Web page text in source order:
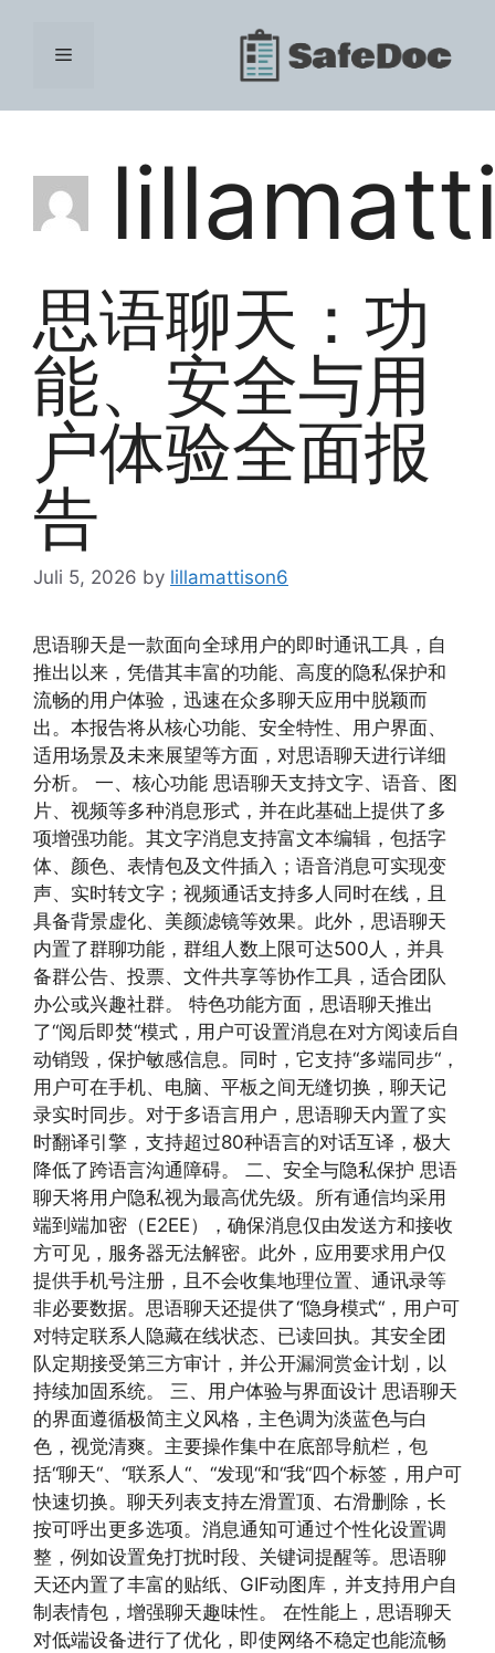
content
Menu
思语聊天：功
能、安全与用
户体验全面报
告
Juli 5, 2026 by lillamattison6
思语聊天是一款面向全球用户的即时通讯工具，自
推出以来，凭借其丰富的功能、高度的隐私保护和
流畅的用户体验，迅速在众多聊天应用中脱颖而
出。本报告将从核心功能、安全特性、用户界面、
适用场景及未来展望等方面，对思语聊天进行详细
分析。 一、核心功能 思语聊天支持文字、语音、图
片、视频等多种消息形式，并在此基础上提供了多
项增强功能。其文字消息支持富文本编辑，包括字
体、颜色、表情包及文件插入；语音消息可实现变
声、实时转文字；视频通话支持多人同时在线，且
具备背景虚化、美颜滤镜等效果。此外，思语聊天
内置了群聊功能，群组人数上限可达500人，并具
备群公告、投票、文件共享等协作工具，适合团队
办公或兴趣社群。 特色功能方面，思语聊天推出
了“阅后即焚“模式，用户可设置消息在对方阅读后自
动销毁，保护敏感信息。同时，它支持“多端同步“，
用户可在手机、电脑、平板之间无缝切换，聊天记
录实时同步。对于多语言用户，思语聊天内置了实
时翻译引擎，支持超过80种语言的对话互译，极大
降低了跨语言沟通障碍。 二、安全与隐私保护 思语
聊天将用户隐私视为最高优先级。所有通信均采用
端到端加密（E2EE），确保消息仅由发送方和接收
方可见，服务器无法解密。此外，应用要求用户仅
提供手机号注册，且不会收集地理位置、通讯录等
非必要数据。思语聊天还提供了“隐身模式“，用户可
对特定联系人隐藏在线状态、已读回执。其安全团
队定期接受第三方审计，并公开漏洞赏金计划，以
持续加固系统。 三、用户体验与界面设计 思语聊天
的界面遵循极简主义风格，主色调为淡蓝色与白
色，视觉清爽。主要操作集中在底部导航栏，包
括“聊天“、“联系人“、“发现“和“我“四个标签，用户可
快速切换。聊天列表支持左滑置顶、右滑删除，长
按可呼出更多选项。消息通知可通过个性化设置调
整，例如设置免打扰时段、关键词提醒等。思语聊
天还内置了丰富的贴纸、GIF动图库，并支持用户自
制表情包，增强聊天趣味性。 在性能上，思语聊天
对低端设备进行了优化，即使网络不稳定也能流畅